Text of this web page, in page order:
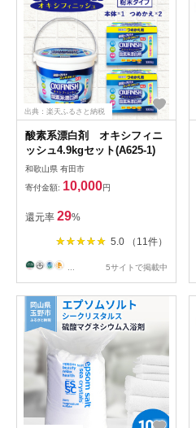
出典：楽天ふるさと納税
酸素系漂白剤 オキシフィニ
ッシュ4.9kgセット(A625-1)
和歌山県 有田市
寄付金額: 10,000円
還元率 29%
5.0 （11件）
5サイトで掲載中